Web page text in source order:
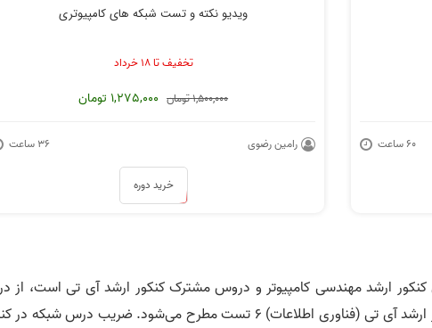
جلسه 6 حل تست شبکه جلسه 7 حل تست شبکه جلسه 8
۶۰ ساعت
ویدیو نکته و تست شبکه های کامپیوتری
تخفیف تا ۱۸ خرداد
1,500,000 تومان
رامین رضوی ۳۶ ساعت
خرید دوره
ارشد مهندسی کامپیوتر و دروس مشترک کنکور ارشد آی تی است، از
شبکه در کنکور ارشد کامپیوتر 7 تست و در کنکور ارشد آی تی (فناوری اطلاعات) 6 تست مطرح می‌شود. ضریب درس